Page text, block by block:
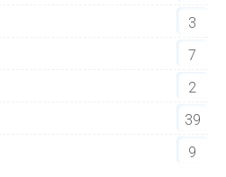
3
7
2
39
9